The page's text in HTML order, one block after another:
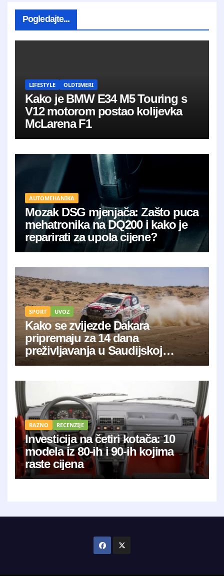
Pogledajte...
LIFESTYLE OLDTIMERI
Kako je BMW E34 M5 Touring s
V12 motorom postao kolijevka
McLarena F1
AUTOMEHANIKA
Mozak DSG mjenjača: Zašto puca
mehatronika na DQ200 i kako je
reparirati za upola cijene?
SPORT UVOZ
Kako se zvijezde Dakara
pripremaju za 14 dana
preživljavanja u Saudijskoj
Arabiji?
RAZNO RECENZIJE
Investicija na četiri kotača: 10
modela iz 80-ih i 90-ih kojima
raste cijena